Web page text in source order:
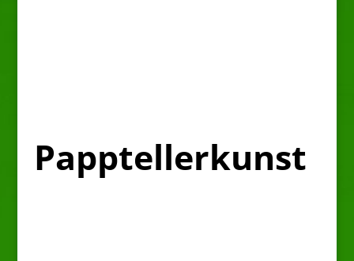
Papptellerkunst